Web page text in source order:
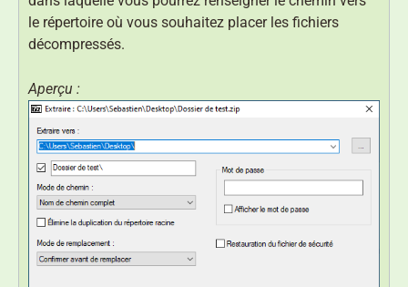
le répertoire où vous souhaitez placer les fichiers
décompressés.
Aperçu :